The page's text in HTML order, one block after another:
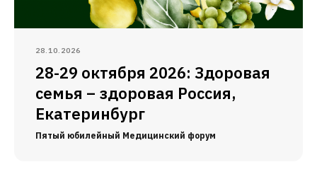
28.10.2026
28-29 октября 2026: Здоровая
семья – здоровая Россия,
Екатеринбург
Пятый юбилейный Медицинский форум